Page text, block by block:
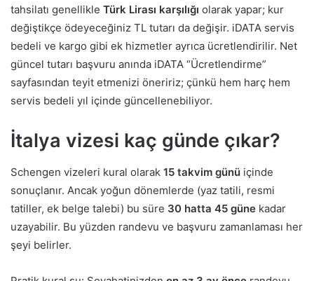
tahsilatı genellikle Türk Lirası karşılığı olarak yapar; kur
değiştikçe ödeyeceğiniz TL tutarı da değişir. iDATA servis
bedeli ve kargo gibi ek hizmetler ayrıca ücretlendirilir. Net
güncel tutarı başvuru anında iDATA “Ücretlendirme”
sayfasından teyit etmenizi öneririz; çünkü hem harç hem
servis bedeli yıl içinde güncellenebiliyor.
İtalya vizesi kaç günde çıkar?
Schengen vizeleri kural olarak 15 takvim günü içinde
sonuçlanır. Ancak yoğun dönemlerde (yaz tatili, resmi
tatiller, ek belge talebi) bu süre 30 hatta 45 güne kadar
uzayabilir. Bu yüzden randevu ve başvuru zamanlaması her
şeyi belirler.